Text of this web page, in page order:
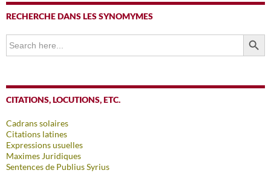
RECHERCHE DANS LES SYNOMYMES
Search
for:
SEARCH
CITATIONS, LOCUTIONS, ETC.
Cadrans solaires
Citations latines
Expressions usuelles
Maximes Juridiques
Sentences de Publius Syrius